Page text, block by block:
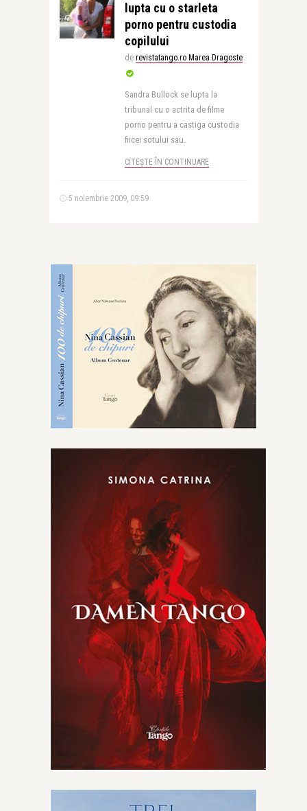
lupta cu o starleta
porno pentru custodia
copilului
de revistatango.ro Marea Dragoste
Sandra Bullock se lupta la
tribunal cu o actrita de filme
porno pentru a castiga custodia
fiicei sotului sau.
CITEȘTE ÎN CONTINUARE
5 noiembrie 2009, 09:59